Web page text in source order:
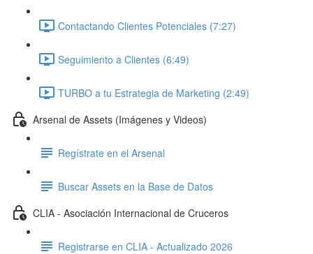
Contactando Clientes Potenciales (7:27)
Seguimiento a Clientes (6:49)
TURBO a tu Estrategia de Marketing (2:49)
Arsenal de Assets (Imágenes y Videos)
Regístrate en el Arsenal
Buscar Assets en la Base de Datos
CLIA - Asociación Internacional de Cruceros
Registrarse en CLIA - Actualizado 2026